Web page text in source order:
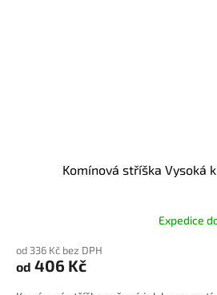
Komínová stříška Vysoká
Expedice
od 336 Kč bez DPH
od 406 Kč